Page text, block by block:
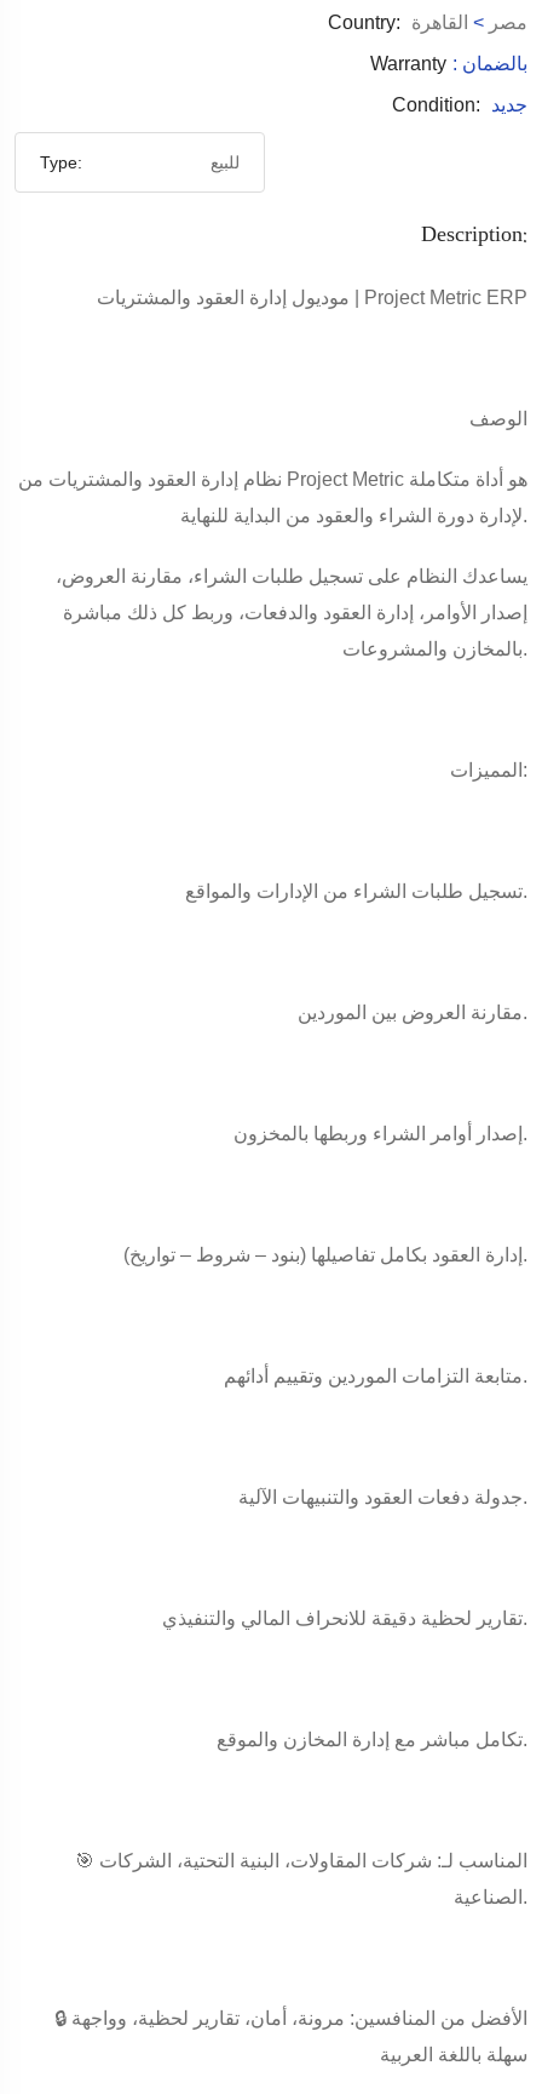
Country:
مصر > القاهرة
Warranty
: بالضمان
Condition:
جديد
Type: للبيع
Description:
موديول إدارة العقود والمشتريات | Project Metric ERP
الوصف
نظام إدارة العقود والمشتريات من Project Metric هو أداة متكاملة
لإدارة دورة الشراء والعقود من البداية للنهاية.
يساعدك النظام على تسجيل طلبات الشراء، مقارنة العروض،
إصدار الأوامر، إدارة العقود والدفعات، وربط كل ذلك مباشرة
بالمخازن والمشروعات.
المميزات:
تسجيل طلبات الشراء من الإدارات والمواقع.
مقارنة العروض بين الموردين.
إصدار أوامر الشراء وربطها بالمخزون.
إدارة العقود بكامل تفاصيلها (بنود – شروط – تواريخ).
متابعة التزامات الموردين وتقييم أدائهم.
جدولة دفعات العقود والتنبيهات الآلية.
تقارير لحظية دقيقة للانحراف المالي والتنفيذي.
تكامل مباشر مع إدارة المخازن والموقع.
🎯 المناسب لـ: شركات المقاولات، البنية التحتية، الشركات
الصناعية.
🔒 الأفضل من المنافسين: مرونة، أمان، تقارير لحظية، وواجهة
سهلة باللغة العربية